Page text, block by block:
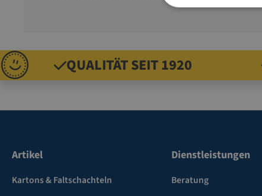
QUALITÄT SEIT 1920
Artikel
Kartons & Faltschachteln
Dienstleistungen
Beratung